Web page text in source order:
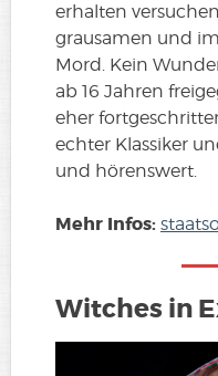
erhalten
grausamen und
Mord. Kein
ab 16 Jahren
eher
echter Klassiker
und hörenswert.
Mehr Infos:
Witches in